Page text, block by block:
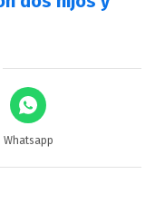
Whatsapp